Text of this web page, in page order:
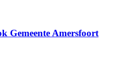
Gemeente Amersfoort